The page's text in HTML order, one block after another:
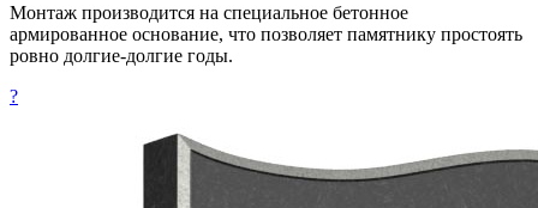
Монтаж производится на специальное бетонное
армированное основание, что позволяет памятнику простоять
ровно долгие-долгие годы.
?